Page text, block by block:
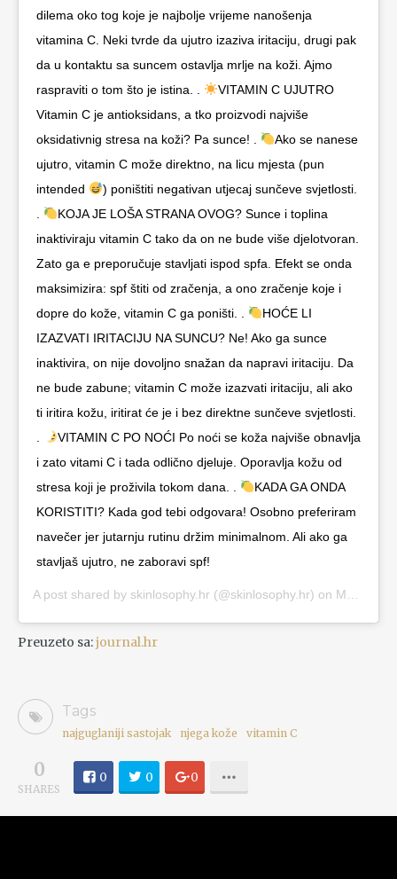
dilema oko tog koje je najbolje vrijeme nanošenja
vitamina C. Neki tvrde da ujutro izaziva iritaciju, drugi pak
da u kontaktu sa suncem ostavlja mrlje na koži. Ajmo
raspraviti o tom što je istina. .
VITAMIN C UJUTRO
Vitamin C je antioksidans, a tko proizvodi najviše
oksidativnig stresa na koži? Pa sunce! .
Ako se nanese
ujutro, vitamin C može direktno, na licu mjesta (pun
intended
) poništiti negativan utjecaj sunčeve svjetlosti.
KOJA JE LOŠA STRANA OVOG? Sunce i toplina
inaktiviraju vitamin C tako da on ne bude više djelotvoran.
Zato ga e preporučuje stavljati ispod spfa. Efekt se onda
maksimizira: spf štiti od zračenja, a ono zračenje koje i
dopre do kože, vitamin C ga poništi. .
HOĆE LI
IZAZVATI IRITACIJU NA SUNCU? Ne! Ako ga sunce
inaktivira, on nije dovoljno snažan da napravi iritaciju. Da
ne bude zabune; vitamin C može izazvati iritaciju, ali ako
ti iritira kožu, iritirat će je i bez direktne sunčeve svjetlosti.
VITAMIN C PO NOĆI Po noći se koža najviše obnavlja
i zato vitami C i tada odlično djeluje. Oporavlja kožu od
stresa koji je proživila tokom dana. .
KADA GA ONDA
KORISTITI? Kada god tebi odgovara! Osobno preferiram
navečer jer jutarnju rutinu držim minimalnom. Ali ako ga
stavljaš ujutro, ne zaboravi spf!
A post shared by skinlosophy.hr (@skinlosophy.hr) on May 4, 2020 at 10:46am PDT
Preuzeto sa:journal.hr
Tags
najguglaniji sastojak njega kože vitamin C
0
SHARES
0 0 0